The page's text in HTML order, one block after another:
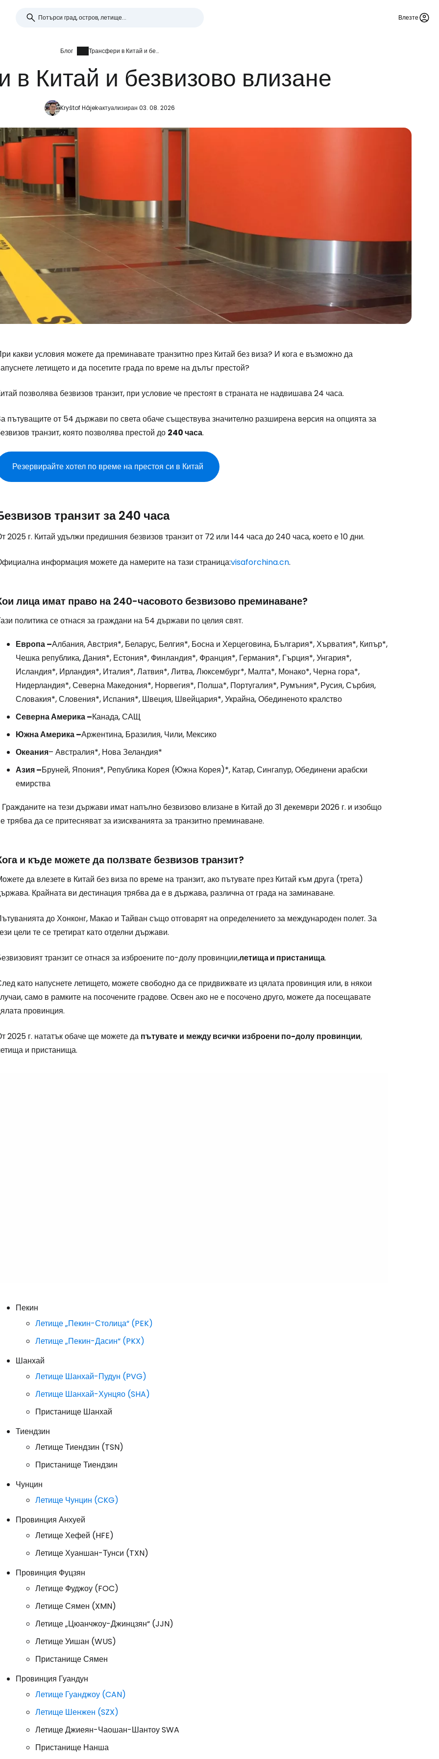
Влезте
Блог Трансфери в Китай и безвизово влизане
в Китай и безвизово влизане
Kryštof Hájekактуализиран 03. 08. 2026
какви условия можете да преминавате транзитно през Китай без виза? И кога е възможно да
летището и да посетите града по време на дълъг престой?
позволява безвизов транзит, при условие че престоят в страната не надвишава 24 часа.
пътуващите от 54 държави по света обаче съществува значително разширена версия на опцията за
транзит, която позволява престой до 240 часа.
Резервирайте хотел по време на престоя си в Китай
транзит за 240 часа
2025 г. Китай удължи предишния безвизов транзит от 72 или 144 часа до 240 часа, което е 10 дни.
информация можете да намерите на тази страница:visaforchina.cn.
лица имат право на 240-часовото безвизово преминаване?
политика се отнася за граждани на 54 държави по целия свят.
Европа –Албания, Австрия*, Беларус, Белгия*, Босна и Херцеговина, България*, Хърватия*, Кипър*,
Чешка република, Дания*, Естония*, Финландия*, Франция*, Германия*, Гърция*, Унгария*,
Исландия*, Ирландия*, Италия*, Латвия*, Литва, Люксембург*, Малта*, Монако*, Черна гора*,
Нидерландия*, Северна Македония*, Норвегия*, Полша*, Португалия*, Румъния*, Русия, Сърбия,
Словакия*, Словения*, Испания*, Швеция, Швейцария*, Украйна, Обединеното кралство
Северна Америка –Канада, САЩ
Южна Америка –Аржентина, Бразилия, Чили, Мексико
Океания– Австралия*, Нова Зеландия*
Азия –Бруней, Япония*, Република Корея (Южна Корея)*, Катар, Сингапур, Обединени арабски
емирства
на тези държави имат напълно безвизово влизане в Китай до 31 декември 2026 г. и изобщо
трябва да се притесняват за изискванията за транзитно преминаване.
и къде можете да ползвате безвизов транзит?
да влезете в Китай без виза по време на транзит, ако пътувате през Китай към друга (трета)
Крайната ви дестинация трябва да е в държава, различна от града на заминаване.
до Хонконг, Макао и Тайван също отговарят на определението за международен полет. За
цели те се третират като отделни държави.
транзит се отнася за изброените по-долу провинции,летища и пристанища.
като напуснете летището, можете свободно да се придвижвате из цялата провинция или, в някои
само в рамките на посочените градове. Освен ако не е посочено друго, можете да посещавате
провинция.
2025 г. нататък обаче ще можете да пътувате и между всички изброени по-долу провинции,
и пристанища.
Пекин
Летище „Пекин-Столица“ (PEK)
Летище „Пекин-Дасин“ (PKX)
Шанхай
Летище Шанхай-Пудун (PVG)
Летище Шанхай-Хунцяо (SHA)
Пристанище Шанхай
Тиендзин
Летище Тиендзин (TSN)
Пристанище Тиендзин
Чунцин
Летище Чунцин (CKG)
Провинция Анхуей
Летище Хефей (HFE)
Летище Хуаншан-Тунси (TXN)
Провинция Фуцзян
Летище Фуджоу (FOC)
Летище Сямен (XMN)
Летище „Цюанчжоу-Джинцзян“ (JJN)
Летище Уишан (WUS)
Пристанище Сямен
Провинция Гуандун
Летище Гуанджоу (CAN)
Летище Шенжен (SZX)
Летище Джиеян-Чаошан-Шантоу SWA
Пристанище Нанша
Влезте в Cestee
Продължете с Google